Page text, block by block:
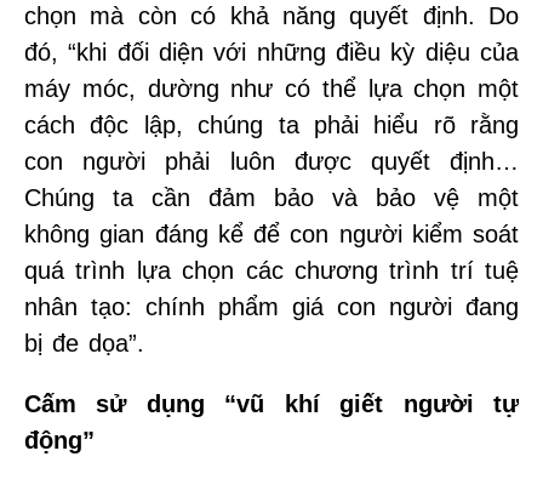
chọn mà còn có khả năng quyết định. Do
đó, “khi đối diện với những điều kỳ diệu của
máy móc, dường như có thể lựa chọn một
cách độc lập, chúng ta phải hiểu rõ rằng
con người phải luôn được quyết định…
Chúng ta cần đảm bảo và bảo vệ một
không gian đáng kể để con người kiểm soát
quá trình lựa chọn các chương trình trí tuệ
nhân tạo: chính phẩm giá con người đang
bị đe dọa”.
Cấm sử dụng “vũ khí giết người tự
động”